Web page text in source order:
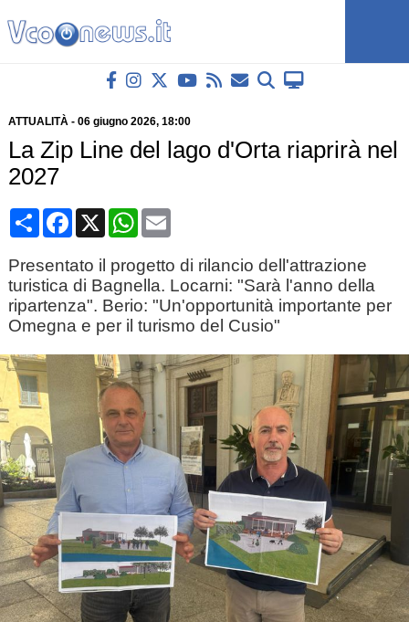
ATTUALITÀ- 06 giugno 2026, 18:00
La Zip Line del lago d'Orta riaprirà nel
2027
CondividiFacebook
X WhatsApp
Email
Presentato il progetto di rilancio dell'attrazione
turistica di Bagnella. Locarni: "Sarà l'anno della
ripartenza". Berio: "Un'opportunità importante per
Omegna e per il turismo del Cusio"